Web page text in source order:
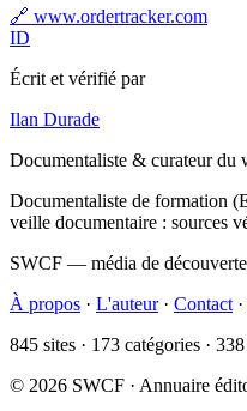
🔗 www.ordertracker.com
ID
Écrit et vérifié par
Ilan Durade
Documentaliste & curateur du
Documentaliste de formation
veille documentaire : sources
SWCF — média de
À propos · L'auteur · Contact ·
845 sites · 173 catégories ·
© 2026 SWCF · Annuaire